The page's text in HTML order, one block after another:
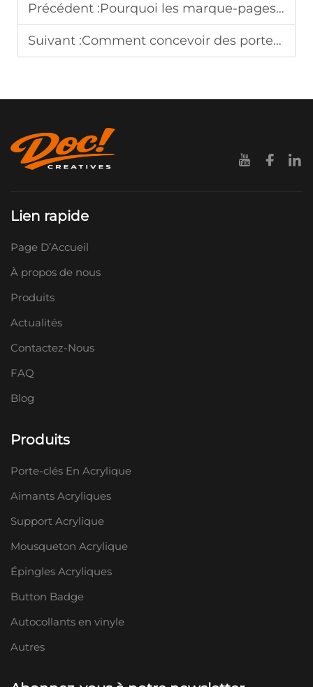
Précédent :Pourquoi les marque-pages acryliques sont-ils parfaits pour le branding et l'usage promotionnel
Suivant :Comment concevoir des porte-clés à breloques OEM pour la vente au détail et les campagnes promotionnelles
Lien rapide
Page D’Accueil
À propos de nous
Produits
Actualités
Contactez-Nous
FAQ
Blog
Produits
Porte-clés En Acrylique
Aimants Acryliques
Support Acrylique
Mousqueton Acrylique
Épingles Acryliques
Button Badge
Autocollants en vinyle
Autres